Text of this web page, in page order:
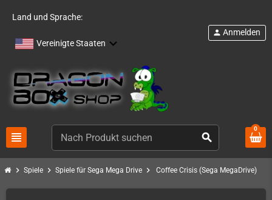
Land und Sprache:
Vereinigte Staaten
view_headline search
person Anmelden
0
chevron_right Spiele chevron_right Spiele für Sega Mega Drive chevron_right Coffee Crisis (Sega MegaDrive)